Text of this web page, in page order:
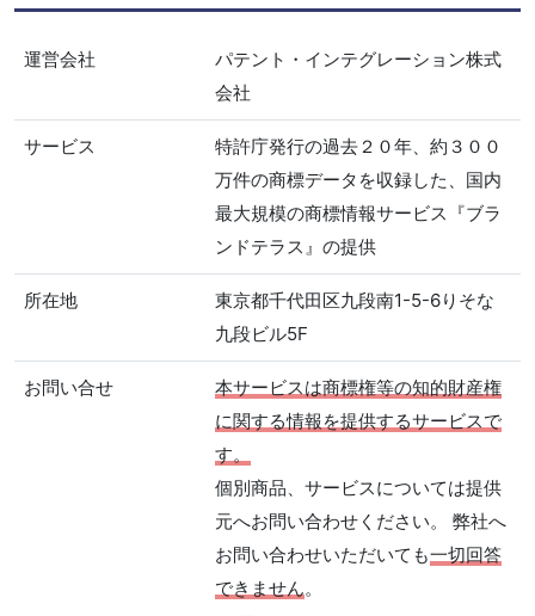
運営会社
パテント・インテグレーション株式
会社
サービス
特許庁発行の過去２０年、約３００
万件の商標データを収録した、国内
最大規模の商標情報サービス『ブラ
ンドテラス』の提供
所在地
東京都千代田区九段南1-5-6りそな
九段ビル5F
お問い合せ
本サービスは商標権等の知的財産権
に関する情報を提供するサービスで
す。
個別商品、サービスについては提供
元へお問い合わせください。 弊社へ
お問い合わせいただいても一切回答
できません。